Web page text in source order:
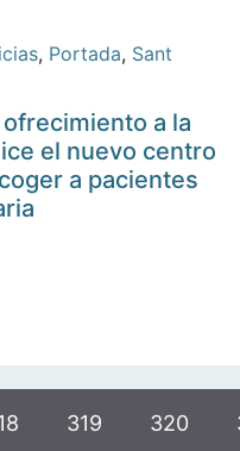
, Portada, Sant
a la
el nuevo centro
a pacientes
319 320